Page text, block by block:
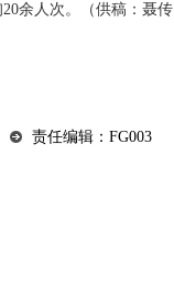
余人次。（供稿：聂传
责任编辑：FG003